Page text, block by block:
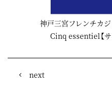
神戸三宮フレンチカ
Cinq essentiel【サ
next